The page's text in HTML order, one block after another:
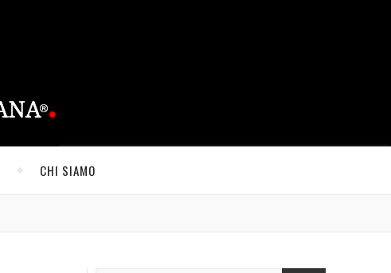
CHI SIAMO